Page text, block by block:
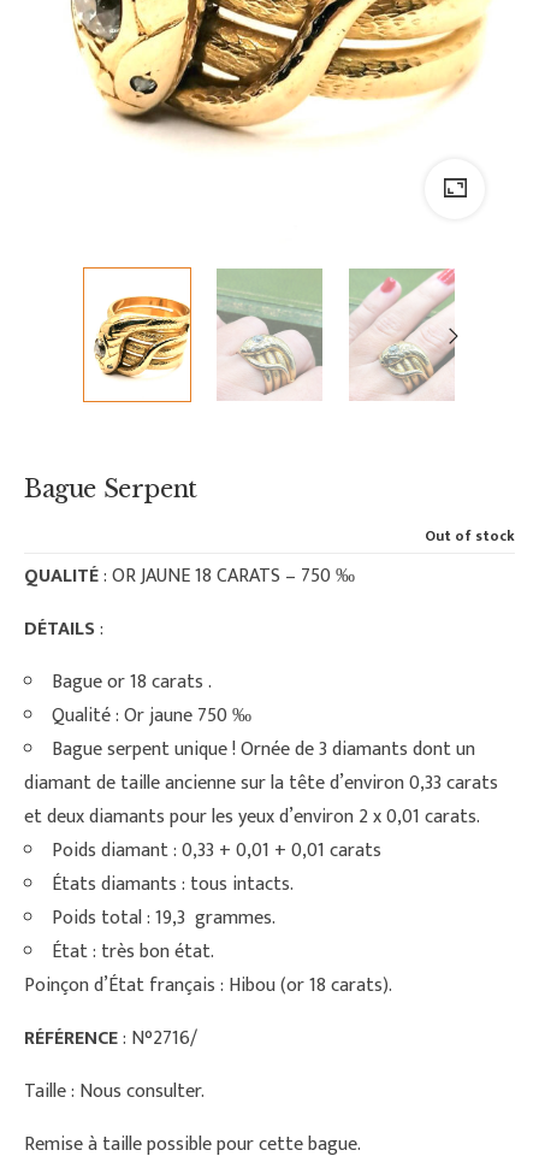
Bague Serpent
Out of stock
QUALITÉ: OR JAUNE 18 CARATS – 750 ‰
DÉTAILS:
Bague or 18 carats .
Qualité : Or jaune 750 ‰
Bague serpent unique ! Ornée de 3 diamants dont un
diamant de taille ancienne sur la tête d’environ 0,33 carats
et deux diamants pour les yeux d’environ 2 x 0,01 carats.
Poids diamant : 0,33 + 0,01 + 0,01 carats
États diamants : tous intacts.
Poids total : 19,3 grammes.
État : très bon état.
Poinçon d’État français : Hibou (or 18 carats).
RÉFÉRENCE: N°2716/
Taille : Nous consulter.
Remise à taille possible pour cette bague.